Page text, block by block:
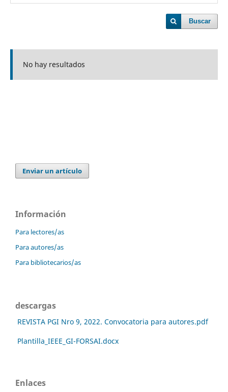
Buscar
No hay resultados
Enviar un artículo
Información
Para lectores/as
Para autores/as
Para bibliotecarios/as
descargas
REVISTA PGI Nro 9, 2022. Convocatoria para autores.pdf
Plantilla_IEEE_GI-FORSAI.docx
Enlaces